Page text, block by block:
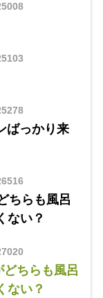
ばっかり来
ちらも風呂
ない？
ちらも風呂
ない？